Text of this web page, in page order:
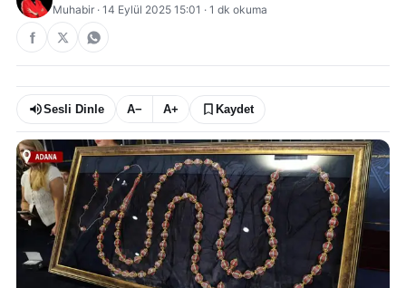
Muhabir · 14 Eylül 2025 15:01 · 1 dk okuma
Sesli Dinle A− A+ Kaydet